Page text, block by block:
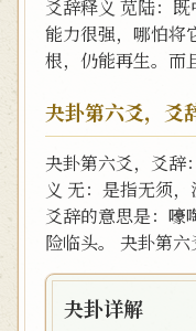
爻辞释义 苋陆：
能力很强，哪怕将
根，仍能再生。而
夬卦第六爻，爻
夬卦第六爻，爻辞
义 无：是指无须
爻辞的意思是：嚎
险临头。 夬卦第
夬卦详解